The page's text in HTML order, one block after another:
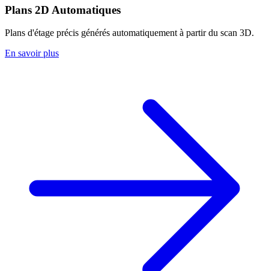
Plans 2D Automatiques
Plans d'étage précis générés automatiquement à partir du scan 3D.
En savoir plus